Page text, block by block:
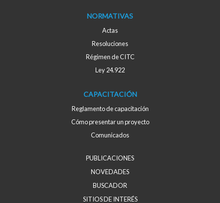
NORMATIVAS
Actas
Resoluciones
Régimen de CITC
Ley 24.922
CAPACITACIÓN
Reglamento de capacitación
Cómo presentar un proyecto
Comunicados
PUBLICACIONES
NOVEDADES
BUSCADOR
SITIOS DE INTERÉS